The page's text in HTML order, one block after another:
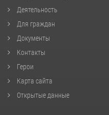
Деятельность
Для граждан
Документы
Контакты
Герои
Карта сайта
Открытые данные